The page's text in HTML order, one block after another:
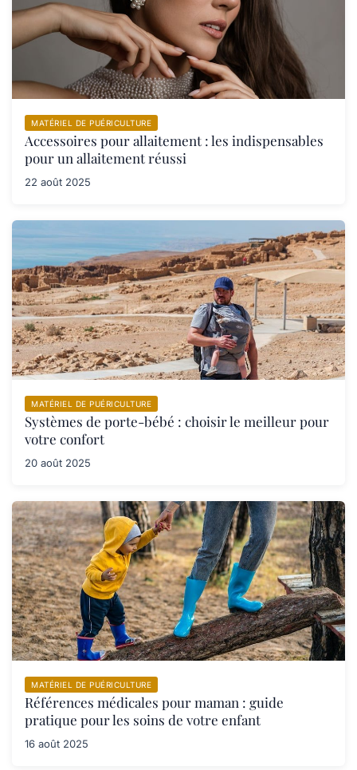
MATÉRIEL DE PUÉRICULTURE
Accessoires pour allaitement : les indispensables
pour un allaitement réussi
22 août 2025
MATÉRIEL DE PUÉRICULTURE
Systèmes de porte-bébé : choisir le meilleur pour
votre confort
20 août 2025
MATÉRIEL DE PUÉRICULTURE
Références médicales pour maman : guide
pratique pour les soins de votre enfant
16 août 2025